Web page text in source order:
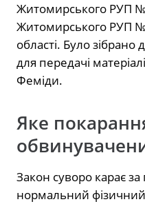
Житомирського РУП
Житомирського РУП
області. Було зібрано
для передачі
Феміди.
Яке
Закон суворо карає
нормальний